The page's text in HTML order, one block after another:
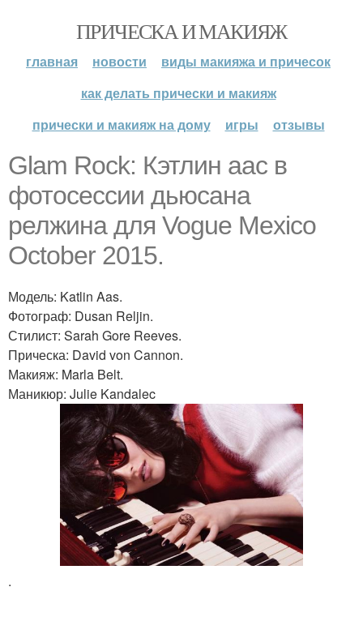
ПРИЧЕСКА И МАКИЯЖ
главная новости
виды макияжа и причесок
как делать прически и макияж
прически и макияж на дому
игры отзывы
Glam Rock: Кэтлин аас в
фотосессии дьюсана
релжина для Vogue Mexico
October 2015.
Модель: Katlin Aas.
Фотограф: Dusan Reljin.
Стилист: Sarah Gore Reeves.
Прическа: David von Cannon.
Макияж: Marla Belt.
Маникюр: Julie Kandalec
.